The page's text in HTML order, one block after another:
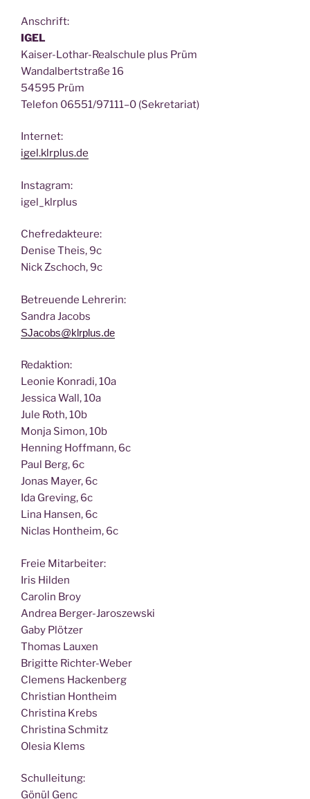
Anschrift:
IGEL
Kai­ser-Lothar-Real­schu­le plus Prüm
Wan­dal­bert­stra­ße 16
54595 Prüm
Tele­fon 06551/97111–0 (Sekre­ta­ri­at)
Inter­net:
igel.klrplus.de
Insta­gram:
igel_klrplus
Chef­re­dak­teu­re:
Deni­se Theis, 9c
Nick Zscho­ch, 9c
Betreu­en­de Lehrerin:
San­dra Jacobs
SJacobs@klrplus.de
Redak­ti­on:
Leo­nie Kon­ra­di, 10a
Jes­si­ca Wall, 10a
Jule Roth, 10b
Mon­ja Simon, 10b
Hen­ning Hoff­mann, 6c
Paul Berg, 6c
Jonas May­er, 6c
Ida Gre­ving, 6c
Lina Han­sen, 6c
Nic­las Hont­heim, 6c
Freie Mit­ar­bei­ter:
Iris Hilden
Caro­lin Broy
Andrea Berger-Jaroszewski
Gaby Plötzer
Tho­mas Lauxen
Bri­git­te Richter-Weber
Cle­mens Hackenberg
Chris­ti­an Hontheim
Chris­ti­na Krebs
Chris­ti­na Schmitz
Ole­sia Klems
Schul­lei­tung:
Gönül Genc